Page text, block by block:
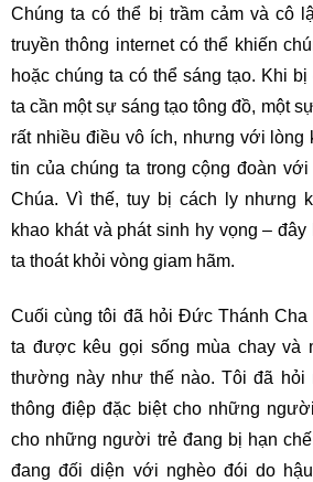
Chúng ta có thể bị trầm cảm và cô
truyền thông internet có thể khiến
hoặc chúng ta có thể sáng tạo. Khi
ta cần một sự sáng tạo tông đồ, một
rất nhiều điều vô ích, nhưng với lòng
tin của chúng ta trong cộng đoàn
Chúa. Vì thế, tuy bị cách ly nhưng
khao khát và phát sinh hy vọng –
ta thoát khỏi vòng giam hãm.
Cuối cùng tôi đã hỏi Đức Thánh Cha
ta được kêu gọi sống mùa chay và
thường này như thế nào. Tôi đã hỏi
thông điệp đặc biệt cho những
cho những người trẻ đang bị hạn
đang đối diện với nghèo đói do